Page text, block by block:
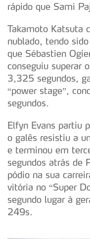
rápido que Sami
Takamoto Katsuta
nublado, tendo
que Sébastien
conseguiu superar
3,325 segundos,
“power stage”,
segundos.
Elfyn Evans partiu
o galês resistiu a
e terminou em
segundos atrás de
pódio na sua
vitória no “Super
segundo lugar à
249s.